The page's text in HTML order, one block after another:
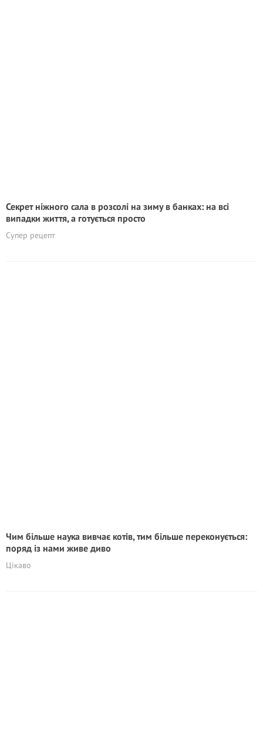
Секрет ніжного сала в розсолі на зиму в банках: на всі
випадки життя, а готується просто
Супер рецепт
Чим більше наука вивчає котів, тим більше переконується:
поряд із нами живе диво
Цікаво